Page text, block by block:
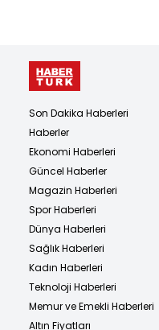
Son Dakika Haberleri
Haberler
Ekonomi Haberleri
Güncel Haberler
Magazin Haberleri
Spor Haberleri
Dünya Haberleri
Sağlık Haberleri
Kadın Haberleri
Teknoloji Haberleri
Memur ve Emekli Haberleri
Altın Fiyatları